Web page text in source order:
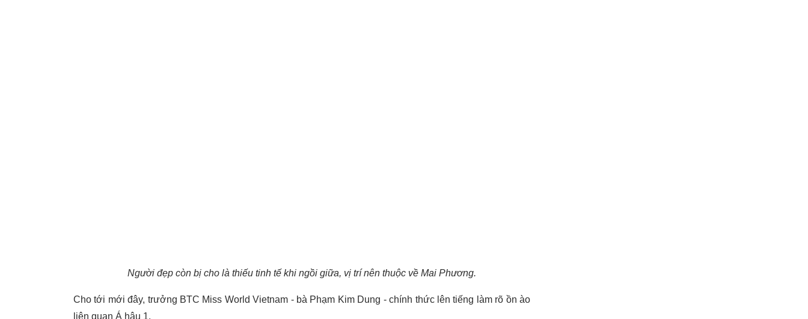
Người đẹp còn bị cho là thiếu tinh tế khi ngồi giữa, vị trí nên thuộc về Mai Phương.
Cho tới mới đây, trưởng BTC Miss World Vietnam - bà Phạm Kim Dung - chính thức lên tiếng làm rõ ồn ào
liên quan Á hậu 1.